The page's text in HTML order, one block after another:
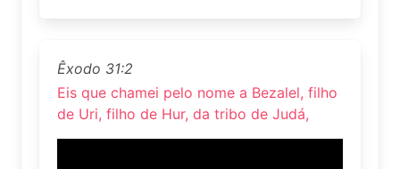
Êxodo 31:2
Eis que chamei pelo nome a Bezalel, filho
de Uri, filho de Hur, da tribo de Judá,